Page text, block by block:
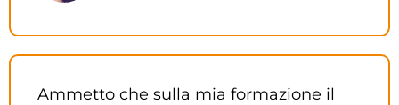
Ammetto che sulla mia formazione il